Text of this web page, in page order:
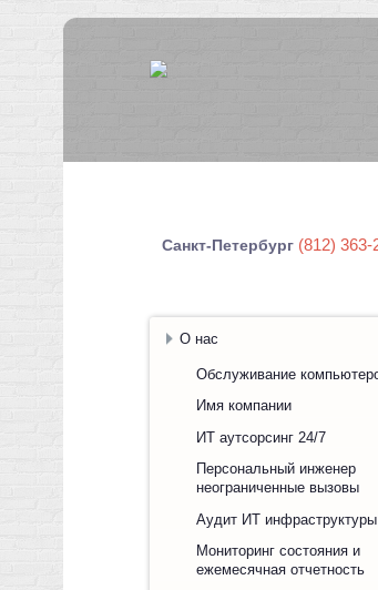
Санкт-Петербург (812) 363-
О нас
Обслуживание
Имя компании
ИТ аутсорсинг 24/7
Персональный инженер
неограниченные вызовы
Аудит ИТ инфраструктуры
Мониторинг состояния и
ежемесячная отчетность